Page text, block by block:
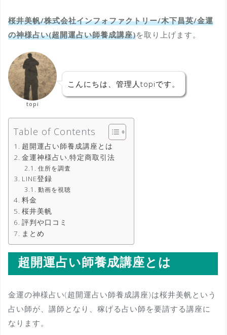
桜井美帆/株式会社インフォファクトリー/木下昌英/金運
の神様占い(超開運占い師養成講座)を取り上げます。
topi
こんにちは、管理人topiです。
Table of Contents
超開運占い師養成講座とは
金運神様占い,特定商取引法
住所を調査
LINE登録
動画を視聴
料金
桜井美帆
評判や口コミ
まとめ
超開運占い師養成講座とは
金運の神様占い(超開運占い師養成講座)は桜井美帆という
占い師が、講師となり、稼げる占い師を要請する講座に
なります。